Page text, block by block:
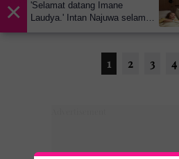
1 2 3 4
×
'Selamat datang Imane
Laudya.' Intan Najuwa selamat